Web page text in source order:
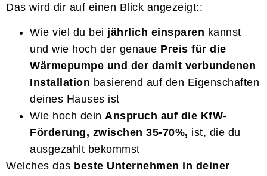
Das wird dir auf einen Blick angezeigt::
Wie viel du bei jährlich einsparen kannst
und wie hoch der genaue Preis für die
Wärmepumpe und der damit verbundenen
Installation basierend auf den Eigenschaften
deines Hauses ist
Wie hoch dein Anspruch auf die KfW-
Förderung, zwischen 35-70%, ist, die du
ausgezahlt bekommst
Welches das beste Unternehmen in deiner